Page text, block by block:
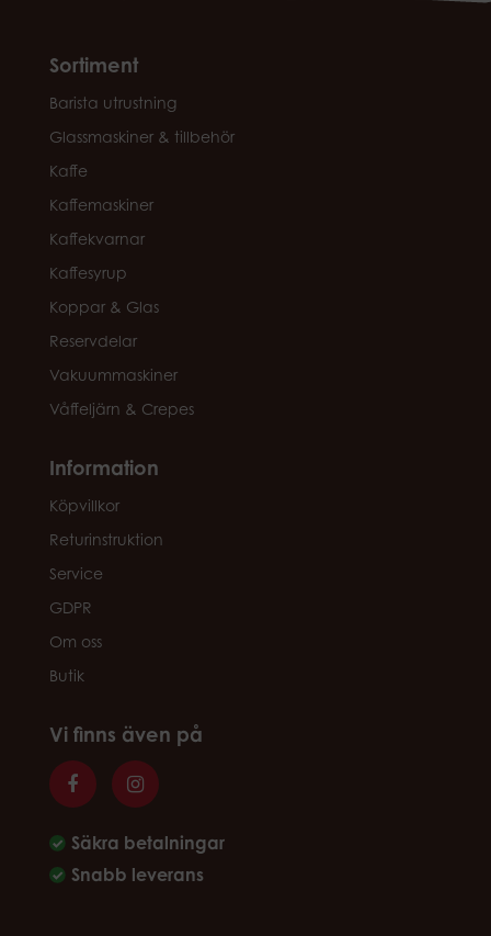
Sortiment
Barista utrustning
Glassmaskiner & tillbehör
Kaffe
Kaffemaskiner
Kaffekvarnar
Kaffesyrup
Koppar & Glas
Reservdelar
Vakuummaskiner
Våffeljärn & Crepes
Information
Köpvillkor
Returinstruktion
Service
GDPR
Om oss
Butik
Vi finns även på
Säkra betalningar
Snabb leverans